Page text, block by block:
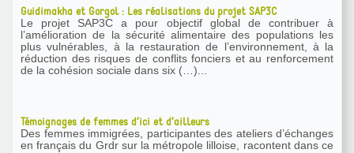
Guidimakha et Gorgol : Les réalisations du projet SAP3C
Le projet SAP3C a pour objectif global de contribuer à
l’amélioration de la sécurité alimentaire des populations les
plus vulnérables, à la restauration de l’environnement, à la
réduction des risques de conflits fonciers et au renforcement
de la cohésion sociale dans six (…)...
Témoignages de femmes d’ici et d’ailleurs
Des femmes immigrées, participantes des ateliers d’échanges
en français du Grdr sur la métropole lilloise, racontent dans ce